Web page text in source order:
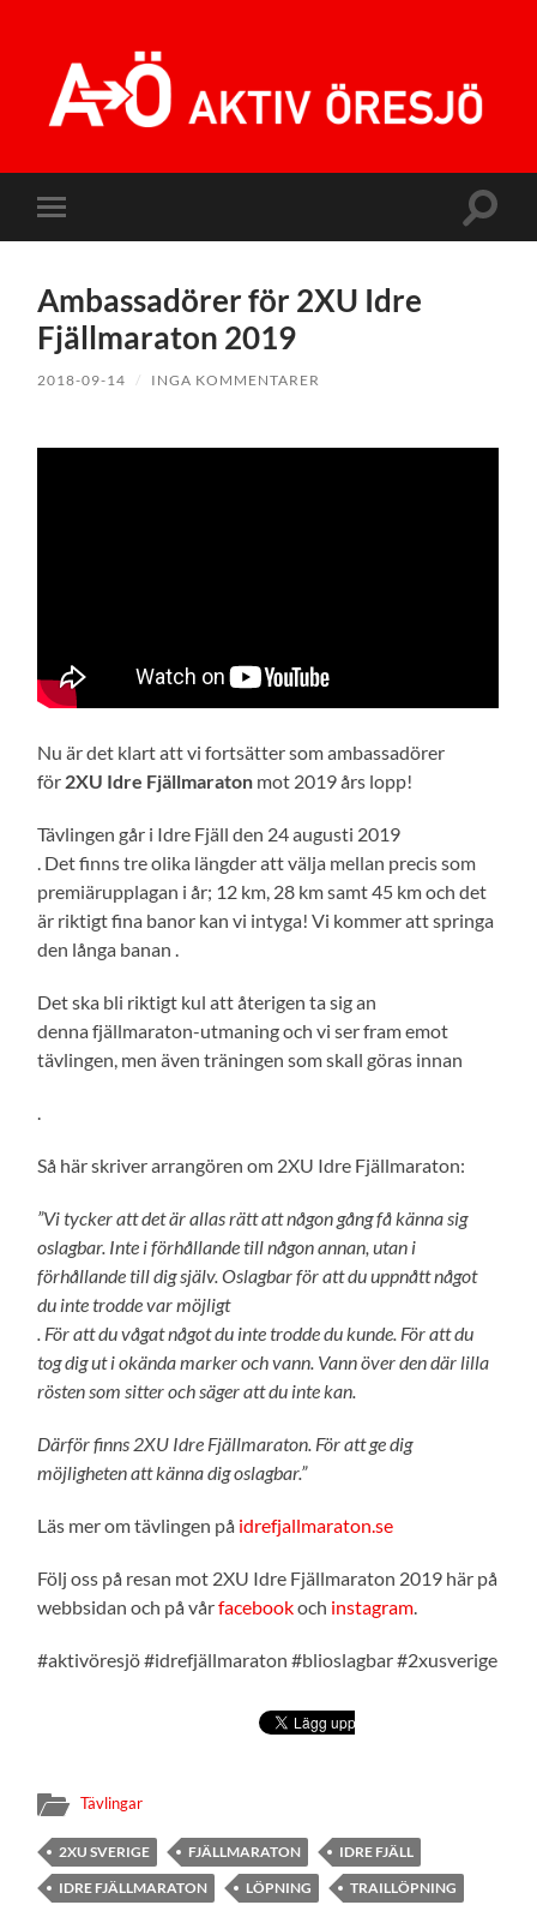
Slå
på/av
Slå
Ambassadörer för 2XU Idre
Fjällmaraton 2019
2018-09-14 / INGA KOMMENTARER
Nu är det klart att vi fortsätter som ambassadörer
för 2XU Idre Fjällmaraton mot 2019 års lopp!
Tävlingen går i Idre Fjäll den 24 augusti 2019
. Det finns tre olika längder att välja mellan precis som
premiärupplagan i år; 12 km, 28 km samt 45 km och det
är riktigt fina banor kan vi intyga! Vi kommer att springa
den långa banan .
Det ska bli riktigt kul att återigen ta sig an
denna fjällmaraton-utmaning och vi ser fram emot
tävlingen, men även träningen som skall göras innan
.
Så här skriver arrangören om 2XU Idre Fjällmaraton:
”Vi tycker att det är allas rätt att någon gång få känna sig
oslagbar. Inte i förhållande till någon annan, utan i
förhållande till dig själv. Oslagbar för att du uppnått något
du inte trodde var möjligt
. För att du vågat något du inte trodde du kunde. För att du
tog dig ut i okända marker och vann. Vann över den där lilla
rösten som sitter och säger att du inte kan.
Därför finns 2XU Idre Fjällmaraton. För att ge dig
möjligheten att känna dig oslagbar.”
Läs mer om tävlingen på idrefjallmaraton.se
Följ oss på resan mot 2XU Idre Fjällmaraton 2019 här på
webbsidan och på vårfacebookoch instagram.
#aktivöresjö #idrefjällmaraton #blioslagbar #2xusverige
Tävlingar
2XU SVERIGE FJÄLLMARATON
IDRE FJÄLL
IDRE FJÄLLMARATON
LÖPNING TRAILLÖPNING